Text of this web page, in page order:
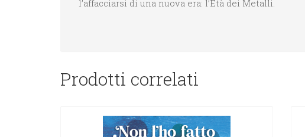
l’affacciarsi di una nuova era: l’Età dei Metalli.
Prodotti correlati